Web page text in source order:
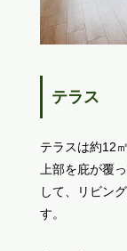
テラス
テラスは約12㎡
上部を庇が覆
して、リビン
す。